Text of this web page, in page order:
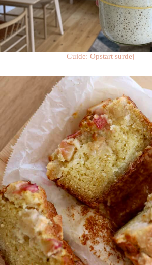
Guide: Opstart surdej